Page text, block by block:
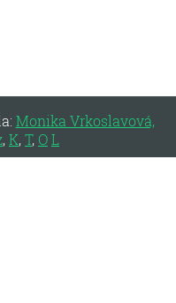
Monika Vrkoslavová,
,K,T, OL